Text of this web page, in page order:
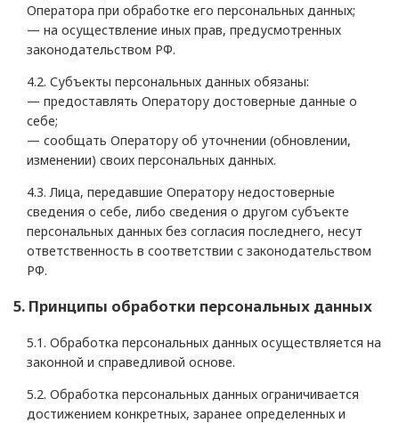
Оператора при обработке его персональных данных;
— на осуществление иных прав, предусмотренных
законодательством РФ.
4.2. Субъекты персональных данных обязаны:
— предоставлять Оператору достоверные данные о
себе;
— сообщать Оператору об уточнении (обновлении,
изменении) своих персональных данных.
4.3. Лица, передавшие Оператору недостоверные
сведения о себе, либо сведения о другом субъекте
персональных данных без согласия последнего, несут
ответственность в соответствии с законодательством
РФ.
5. Принципы обработки персональных данных
5.1. Обработка персональных данных осуществляется на
законной и справедливой основе.
5.2. Обработка персональных данных ограничивается
достижением конкретных, заранее определенных и